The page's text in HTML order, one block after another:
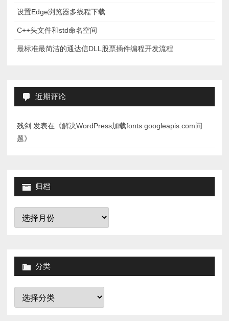
设置Edge浏览器多线程下载
C++头文件和std命名空间
最标准最简洁的通达信DLL股票插件编程开发流程
近期评论
残剑 发表在《解决WordPress加载fonts.googleapis.com问
题》
归档
归
分类
分